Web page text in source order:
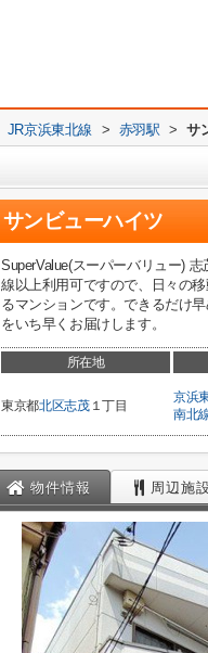
JR京浜東北線 > 赤羽駅 > サ
サンビューハイツ
SuperValue(スーパーバリュー)
線以上利用可ですので、日々の
るマンションです。できるだけ
をいち早くお届けします。
所在地
東京都北区志茂１丁目
京浜
南北
物件情報 周辺施